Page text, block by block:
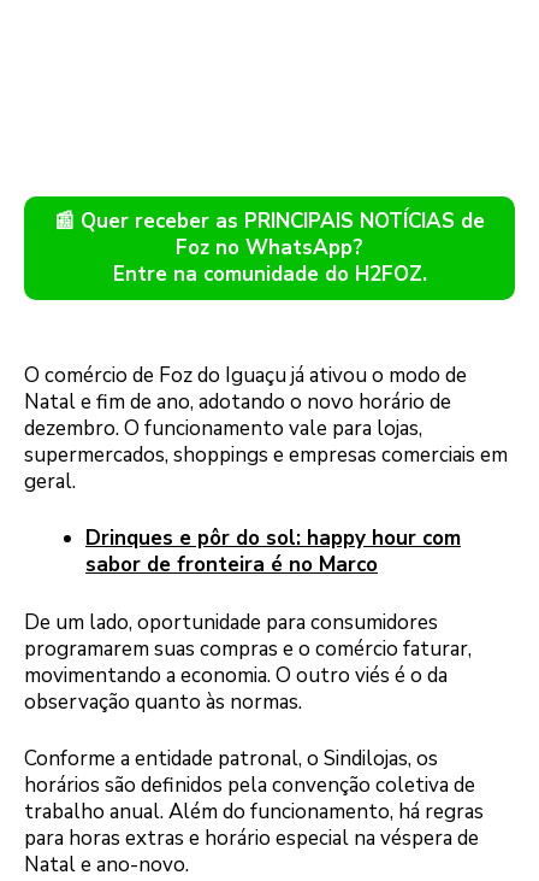
📰 Quer receber as PRINCIPAIS NOTÍCIAS de
Foz no WhatsApp?
Entre na comunidade do H2FOZ.
O comércio de Foz do Iguaçu já ativou o modo de
Natal e fim de ano, adotando o novo horário de
dezembro. O funcionamento vale para lojas,
supermercados, shoppings e empresas comerciais em
geral.
Drinques e pôr do sol: happy hour com
sabor de fronteira é no Marco
De um lado, oportunidade para consumidores
programarem suas compras e o comércio faturar,
movimentando a economia. O outro viés é o da
observação quanto às normas.
Conforme a entidade patronal, o Sindilojas, os
horários são definidos pela convenção coletiva de
trabalho anual. Além do funcionamento, há regras
para horas extras e horário especial na véspera de
Natal e ano-novo.